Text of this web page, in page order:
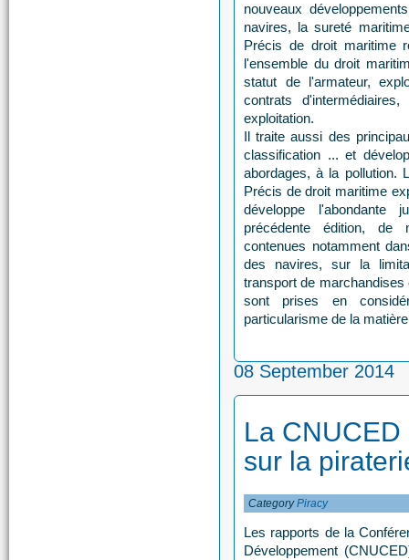
nouveaux
navires, la sureté
Précis de droit maritime
l'ensemble du droit
statut de l'armateur,
contrats
exploitation.
Il traite aussi des
classification ... et
abordages, à la pollution.
Précis de droit maritime
développe l'abondante
précédente édition, de
contenues notamment
des navires, sur la
transport de
sont prises en
particularisme de la
08 September 2014
La
sur la
CategoryPiracy
Les rapports de la
Développement